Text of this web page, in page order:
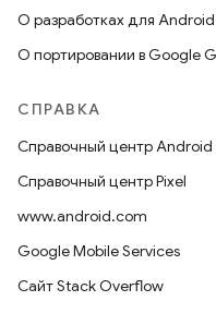
О разработках для
О портировании в Google
СПРАВКА
Справочный центр Android
Справочный центр Pixel
www.android.com
Google Mobile Services
Сайт Stack Overflow